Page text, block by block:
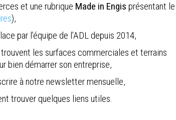
et une rubrique Made in Engis présentant le
),
par l’équipe de l’ADL depuis 2014,
les surfaces commerciales et terrains
bien démarrer son entreprise,
à notre newsletter mensuelle,
trouver quelques liens utiles.